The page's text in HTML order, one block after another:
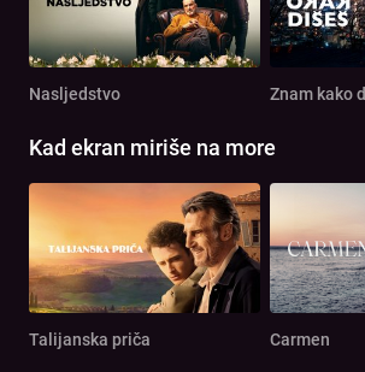
Nasljedstvo Znam kako
Kad ekran miriše na more
Talijanska priča Carmen